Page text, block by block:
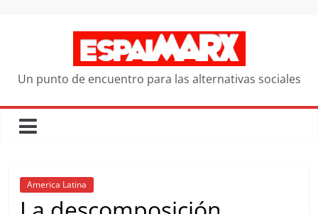
Un punto de encuentro para las alternativas sociales
America Latina